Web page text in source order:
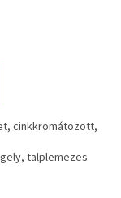
cinkkromátozott,
talplemezes